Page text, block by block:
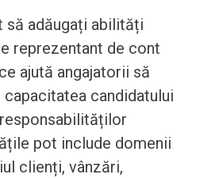
să adăugați abilități
reprezentant de cont
ajută angajatorii să
capacitatea candidatului
pot include domenii
clienți, vânzări,